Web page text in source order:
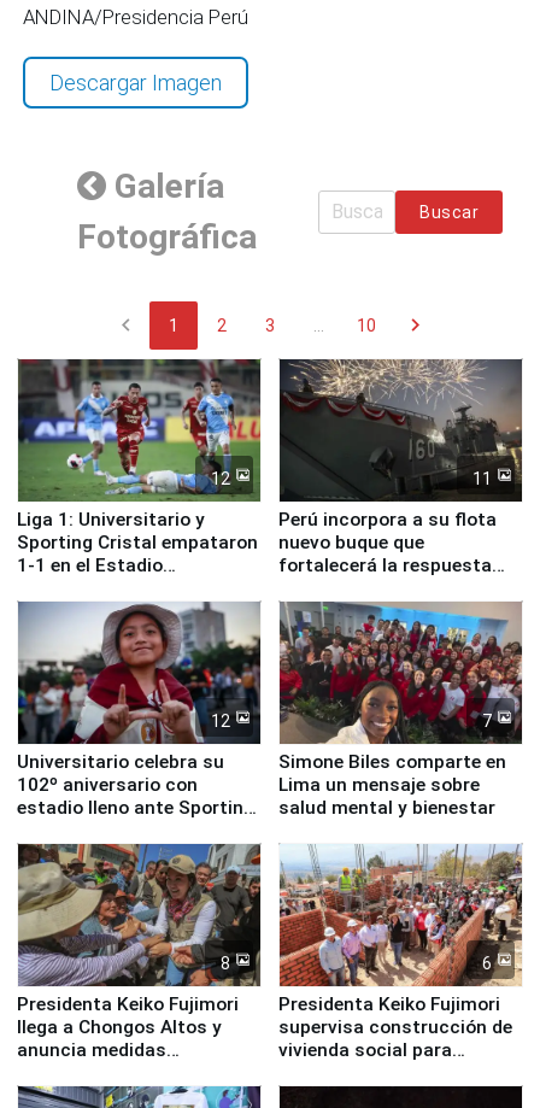
ANDINA/Presidencia Perú
Descargar Imagen
Galería
Fotográfica
Buscar
chevron_left 1 2 3 10 chevron_right
12
Liga 1: Universitario y
Sporting Cristal empataron
1-1 en el Estadio
11
Perú incorpora a su flota
nuevo buque que
fortalecerá la respuesta
12
Universitario celebra su
102º aniversario con
estadio lleno ante Sporting
7
Simone Biles comparte en
Lima un mensaje sobre
salud mental y bienestar
8
Presidenta Keiko Fujimori
llega a Chongos Altos y
anuncia medidas
educación, salud y empleo
6
Presidenta Keiko Fujimori
supervisa construcción de
vivienda social para